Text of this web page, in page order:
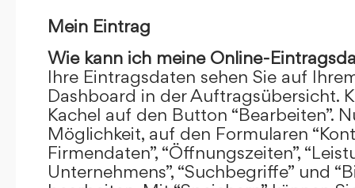
Mein Eintrag
Wie kann ich meine Online-
Ihre Eintragsdaten sehen Sie auf
Dashboard in der Auftragsübersicht.
Kachel auf den Button “Bearbeiten”.
Möglichkeit, auf den Formularen
Firmendaten”, “Öffnungszeiten”,
Unternehmens”, “Suchbegriffe” und